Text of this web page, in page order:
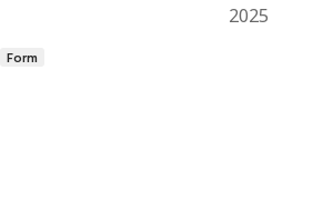
2025
Form